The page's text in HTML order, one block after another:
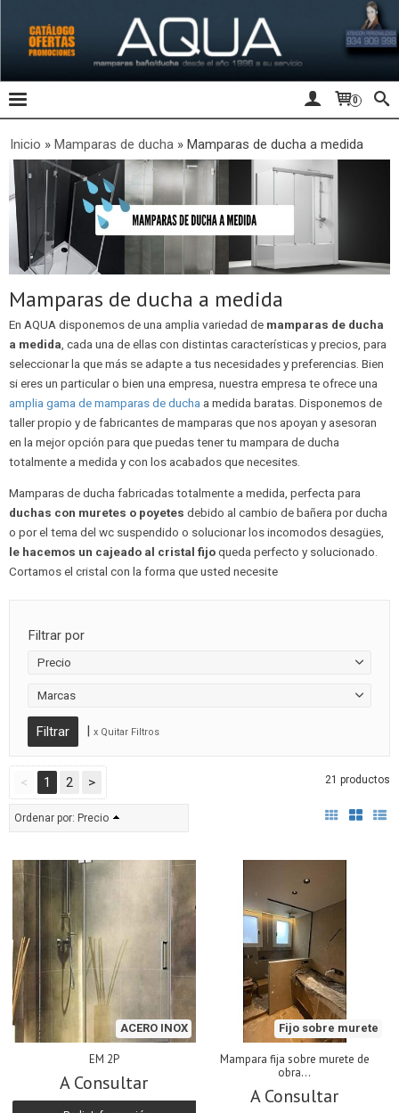
0
Inicio » Mamparas de ducha » Mamparas de ducha a medida
Mamparas de ducha a medida
En AQUA disponemos de una amplia variedad de mamparas de ducha
a medida , cada una de ellas con distintas características y precios, para
seleccionar la que más se adapte a tus necesidades y preferencias. Bien
si eres un particular o bien una empresa, nuestra empresa te ofrece una
amplia gama de mamparas de ducha a medida baratas. Disponemos de
taller propio y de fabricantes de mamparas que nos apoyan y asesoran
en la mejor opción para que puedas tener tu mampara de ducha
totalmente a medida y con los acabados que necesites.
Mamparas de ducha fabricadas totalmente a medida, perfecta para
duchas con muretes o poyetes debido al cambio de bañera por ducha
o por el tema del wc suspendido o solucionar los incomodos desagües,
le hacemos un cajeado al cristal fijoqueda perfecto y solucionado.
Cortamos el cristal con la forma que usted necesite
Filtrar por
Precio
Marcas
| x Quitar Filtros
< 1 2 > 21 productos
Ordenar por: Precio
ACERO INOX
EM 2P
A Consultar
Fijo sobre murete
Mampara fija sobre murete de
obra...
A Consultar